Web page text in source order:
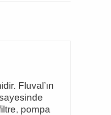
Fluval’ın
pompa